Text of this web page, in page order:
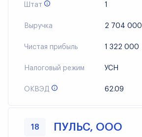
Штат 1
Выручка 2 704 000
Чистая прибыль 1 322 000
Налоговый режим УСН
ОКВЭД 62.09
18 ПУЛЬС, ООО